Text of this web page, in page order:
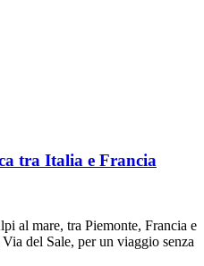
tra Italia e Francia
al mare, tra Piemonte, Francia e
del Sale, per un viaggio senza